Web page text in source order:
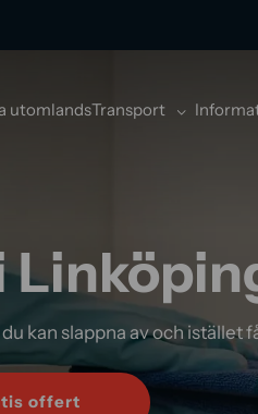
utomlandsTransport
kan slappna av och istället
offert